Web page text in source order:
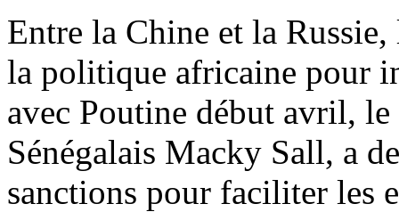
Entre la Chine et la
la politique africaine pour
avec Poutine début avril,
Sénégalais Macky Sall, a
sanctions pour faciliter les